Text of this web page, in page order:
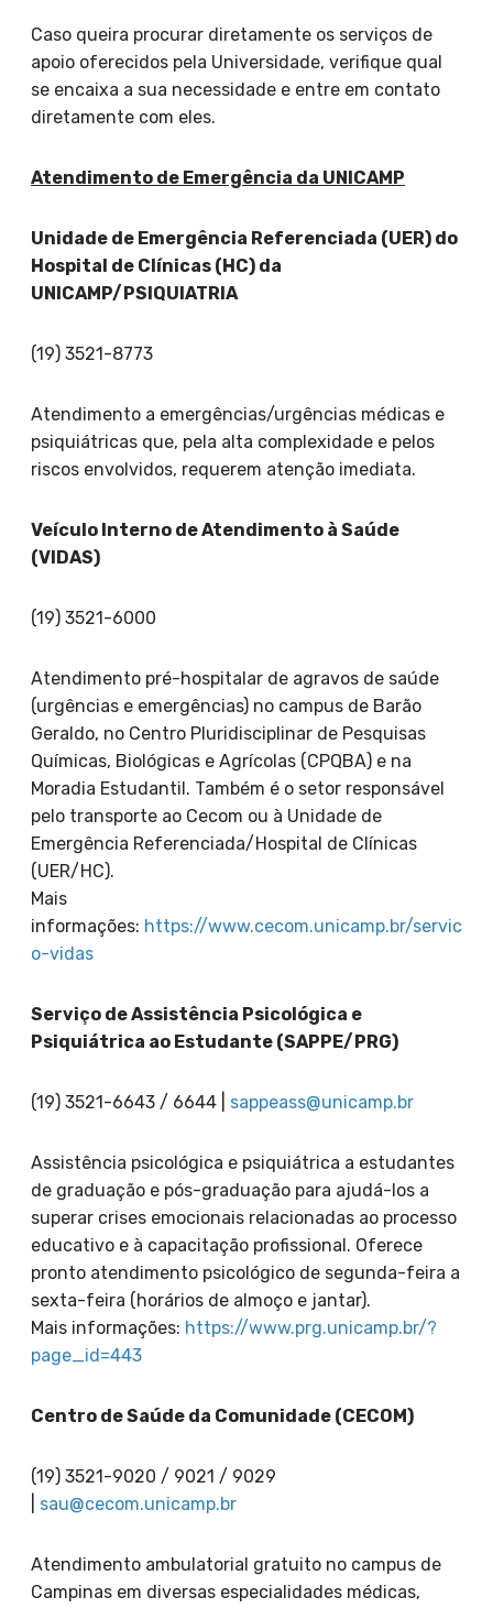
Caso queira procurar diretamente os serviços de
apoio oferecidos pela Universidade, verifique qual
se encaixa a sua necessidade e entre em contato
diretamente com eles.
Atendimento de Emergência da UNICAMP
Unidade de Emergência Referenciada (UER) do
Hospital de Clínicas (HC) da
UNICAMP/PSIQUIATRIA
(19) 3521-8773
Atendimento a emergências/urgências médicas e
psiquiátricas que, pela alta complexidade e pelos
riscos envolvidos, requerem atenção imediata.
Veículo Interno de Atendimento à Saúde
(VIDAS)
(19) 3521-6000
Atendimento pré-hospitalar de agravos de saúde
(urgências e emergências) no campus de Barão
Geraldo, no Centro Pluridisciplinar de Pesquisas
Químicas, Biológicas e Agrícolas (CPQBA) e na
Moradia Estudantil. Também é o setor responsável
pelo transporte ao Cecom ou à Unidade de
Emergência Referenciada/Hospital de Clínicas
(UER/HC).
Mais
informações: https://www.cecom.unicamp.br/servic
o-vidas
Serviço de Assistência Psicológica e
Psiquiátrica ao Estudante (SAPPE/PRG)
(19) 3521-6643 / 6644 | sappeass@unicamp.br
Assistência psicológica e psiquiátrica a estudantes
de graduação e pós-graduação para ajudá-los a
superar crises emocionais relacionadas ao processo
educativo e à capacitação profissional. Oferece
pronto atendimento psicológico de segunda-feira a
sexta-feira (horários de almoço e jantar).
Mais informações: https://www.prg.unicamp.br/?
page_id=443
Centro de Saúde da Comunidade (CECOM)
(19) 3521-9020 / 9021 / 9029
sau@cecom.unicamp.br
Atendimento ambulatorial gratuito no campus de
Campinas em diversas especialidades médicas,